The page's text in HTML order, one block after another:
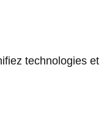
technologies et